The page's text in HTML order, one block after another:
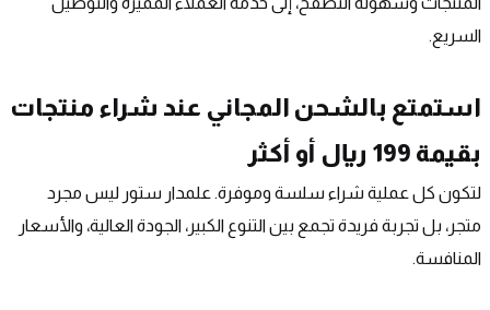
السريع.
بقيمة 199 ريال أو أكثر
المنافسة.